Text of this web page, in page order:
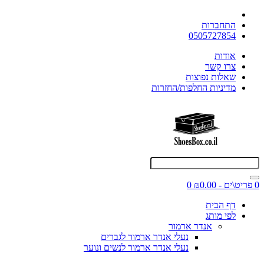
התחברות
0505727854
אודות
צרו קשר
שאלות נפוצות
מדיניות החלפות/החזרות
0 פריט\ים - ₪0.00
0
דף הבית
לפי מותג
אנדר ארמור
נעלי אנדר ארמור לגברים
נעלי אנדר ארמור לנשים ונוער